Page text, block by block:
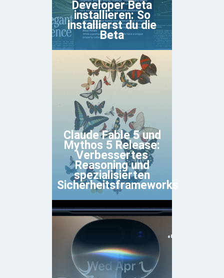
Developer Beta
installieren: So
installierst du die
Beta
Claude Fable 5 und
Mythos 5 Release:
Verbessertes
Reasoning und
spezialisierten
Sicherheitsframeworks